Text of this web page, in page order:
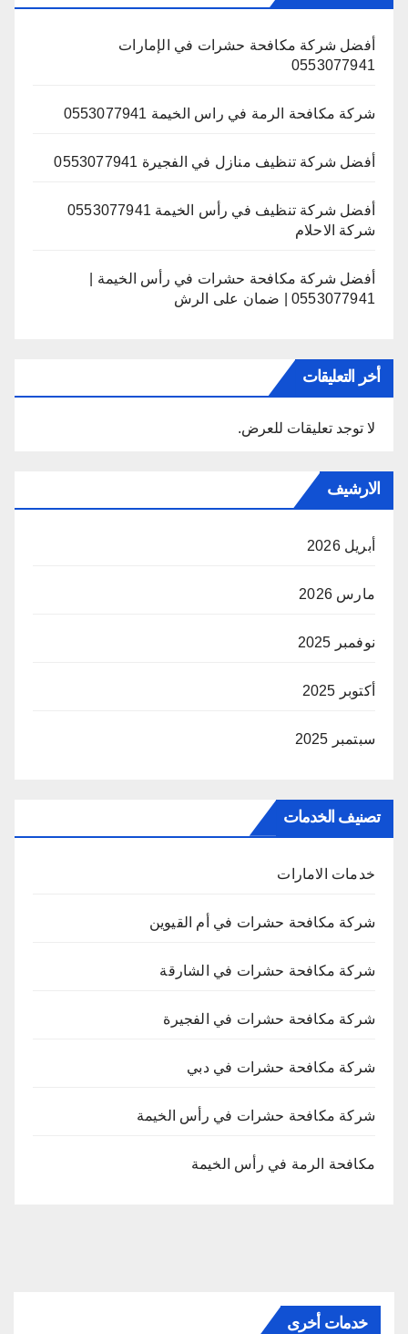
أفضل شركة مكافحة حشرات في الإمارات
0553077941
شركة مكافحة الرمة في راس الخيمة 0553077941
أفضل شركة تنظيف منازل في الفجيرة 0553077941
أفضل شركة تنظيف في رأس الخيمة 0553077941
شركة الاحلام
أفضل شركة مكافحة حشرات في رأس الخيمة |
0553077941 | ضمان على الرش
أخر التعليقات
لا توجد تعليقات للعرض.
الارشيف
أبريل 2026
مارس 2026
نوفمبر 2025
أكتوبر 2025
سبتمبر 2025
تصنيف الخدمات
خدمات الامارات
شركة مكافحة حشرات في أم القيوين
شركة مكافحة حشرات في الشارقة
شركة مكافحة حشرات في الفجيرة
شركة مكافحة حشرات في دبي
شركة مكافحة حشرات في رأس الخيمة
مكافحة الرمة في رأس الخيمة
خدمات أخرى